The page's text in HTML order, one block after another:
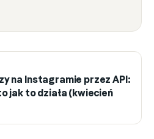
na Instagramie przez API:
jak to działa (kwiecień